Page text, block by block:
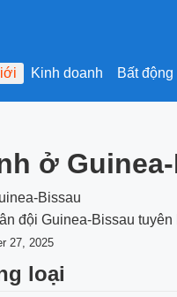
Kinh doanh Bất động
ở
đội Guinea-Bissau
27, 2025
loại